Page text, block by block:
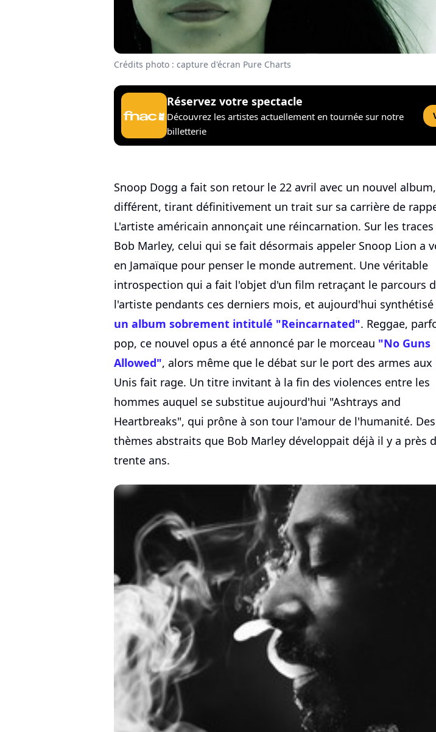
Crédits photo : capture d'écran Pure Charts
Réservez votre spectacle
Découvrez les artistes actuellement en tournée sur notre
billetterie
Snoop Dogg a fait son retour le 22 avril avec un nouvel album,
différent, tirant définitivement un trait sur sa carrière de
L'artiste américain annonçait une réincarnation. Sur les traces
Bob Marley, celui qui se fait désormais appeler Snoop Lion a
en Jamaïque pour penser le monde autrement. Une véritable
introspection qui a fait l'objet d'un film retraçant le parcours
l'artiste pendants ces derniers mois, et aujourd'hui
un album sobrement intitulé "Reincarnated". Reggae,
pop, ce nouvel opus a été annoncé par le morceau "No Guns
Allowed", alors même que le débat sur le port des armes aux
Unis fait rage. Un titre invitant à la fin des violences entre les
hommes auquel se substitue aujourd'hui "Ashtrays and
Heartbreaks", qui prône à son tour l'amour de l'humanité. Des
thèmes abstraits que Bob Marley développait déjà il y a près
trente ans.